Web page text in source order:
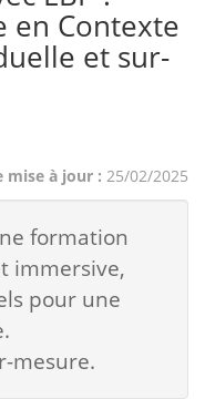
en Contexte
et sur-
mise à jour : 25/02/2025
formation
immersive,
pour une
mesure.